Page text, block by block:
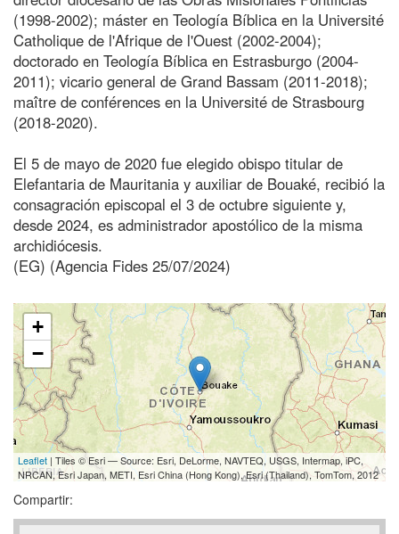
(1998-2002); máster en Teología Bíblica en la Université
Catholique de l'Afrique de l'Ouest (2002-2004);
doctorado en Teología Bíblica en Estrasburgo (2004-
2011); vicario general de Grand Bassam (2011-2018);
maître de conférences en la Université de Strasbourg
(2018-2020).
El 5 de mayo de 2020 fue elegido obispo titular de
Elefantaria de Mauritania y auxiliar de Bouaké, recibió la
consagración episcopal el 3 de octubre siguiente y,
desde 2024, es administrador apostólico de la misma
archidiócesis.
(EG) (Agencia Fides 25/07/2024)
+
−
Leaflet | Tiles © Esri — Source: Esri, DeLorme, NAVTEQ, USGS, Intermap, iPC,
NRCAN, Esri Japan, METI, Esri China (Hong Kong), Esri (Thailand), TomTom, 2012
Compartir: